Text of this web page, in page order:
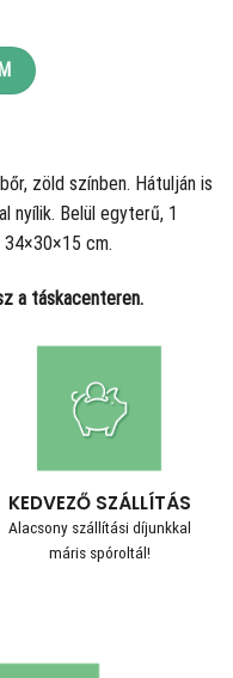
mennyiség
zöld színben. Hátulján is
nyílik. Belül egyterű, 1
cm.
a táskacenteren.
KEDVEZŐ SZÁLLÍTÁS
Alacsony szállítási díjunkkal
máris spóroltál!